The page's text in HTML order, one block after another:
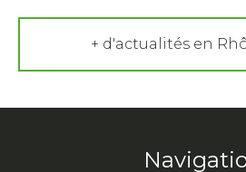
+ d'actualités en